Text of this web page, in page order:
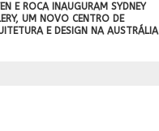
E ROCA INAUGURAM SYDNEY
UM NOVO CENTRO DE
E DESIGN NA AUSTRÁLIA